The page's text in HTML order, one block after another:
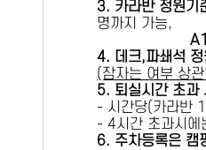
3. 카라반 정원기
명까지 가능,
A1,A2
4. 데크,파쇄석
(잠자는 여부 상
5. 퇴실시간 초과
- 시간당(카라반
- 4시간 초과시에
6. 주차등록은 캠